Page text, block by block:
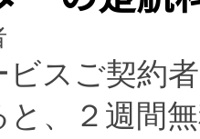
スご契約
と、２週間